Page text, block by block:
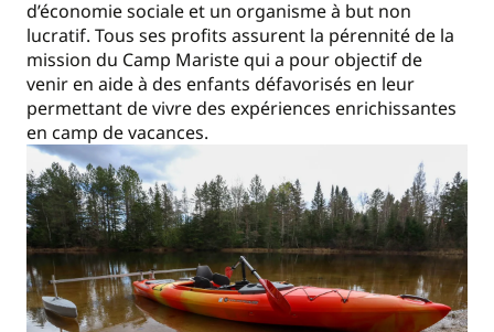
d’économie sociale et un organisme à but non
lucratif. Tous ses profits assurent la pérennité de la
mission du Camp Mariste qui a pour objectif de
venir en aide à des enfants défavorisés en leur
permettant de vivre des expériences enrichissantes
en camp de vacances.